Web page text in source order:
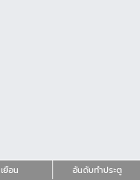
เยือน อันดับทำประตู